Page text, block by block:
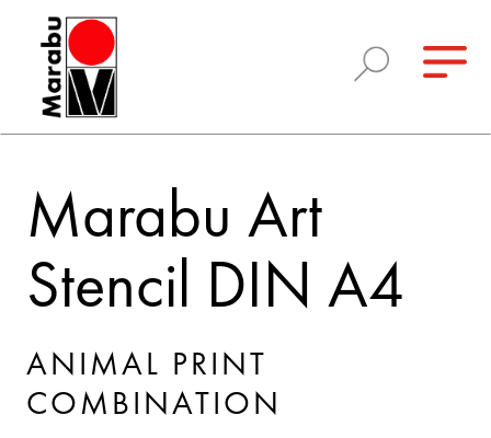
Marabu Art
Stencil DIN A4
ANIMAL PRINT
COMBINATION